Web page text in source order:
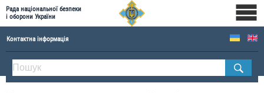
Рада національної безпеки
і оборони України
Контактна інформація
ПРО РНБОУ
Склад Ради національної безпеки і оборони України